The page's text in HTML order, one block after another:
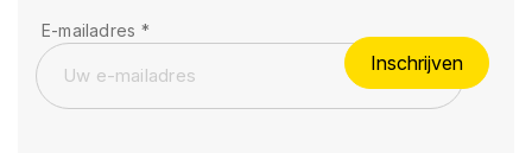
E-mailadres *
Inschrijven